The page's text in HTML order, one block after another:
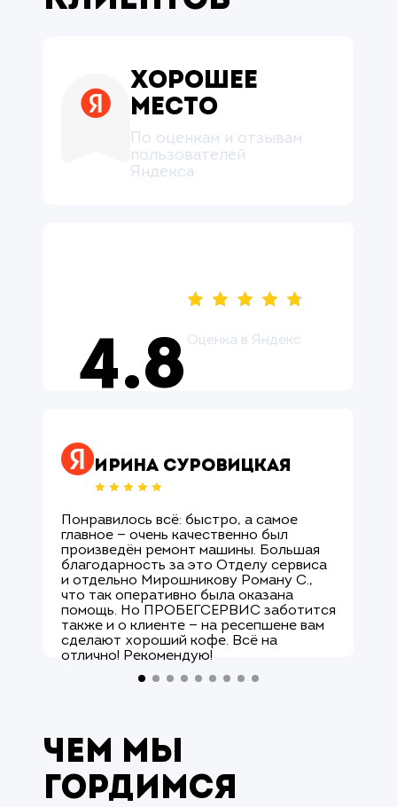
Хорошее
место
По оценкам и отзывам
пользователей
Яндекса
4.8 Оценка в Яндекс
Ирина Суровицкая
Понравилось всё: быстро, а самое
главное — очень качественно был
произведён ремонт машины. Большая
благодарность за это Отделу сервиса
и отдельно Мирошникову Роману С.,
что так оперативно была оказана
помощь. Но ПРОБЕГСЕРВИС заботится
также и о клиенте — на ресепшене вам
сделают хороший кофе. Всё на
отлично! Рекомендую!
Чем мы
гордимся